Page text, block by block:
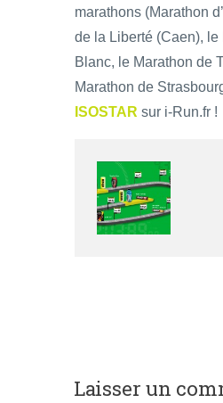
marathons (Marathon
de la Liberté (Caen), le
Blanc, le Marathon de
Marathon de
ISOSTAR sur i-Run.fr !
Laisser un